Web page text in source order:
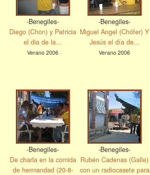
-Benegiles-
Diego (Chon) y Patricia
el dia de la...
Verano 2006
-Benegiles-
Miguel Angel (Chófer) Y
Jesús el día de...
Verano 2006
-Benegiles-
De charla en la comida
de hermandad (20-8-
-Benegiles-
Rubén Cadenas (Galle)
con un radiocasete para